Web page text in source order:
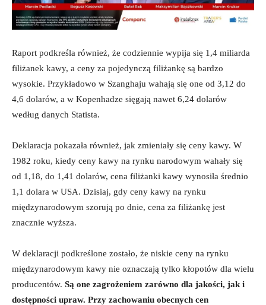
Raport podkreśla również, że codziennie wypija się 1,4 miliarda
filiżanek kawy, a ceny za pojedynczą filiżankę są bardzo
wysokie. Przykładowo w Szanghaju wahają się one od 3,12 do
4,6 dolarów, a w Kopenhadze sięgają nawet 6,24 dolarów
według danych Statista.
Deklaracja pokazała również, jak zmieniały się ceny kawy. W
1982 roku, kiedy ceny kawy na rynku narodowym wahały się
od 1,18, do 1,41 dolarów, cena filiżanki kawy wynosiła średnio
1,1 dolara w USA. Dzisiaj, gdy ceny kawy na rynku
międzynarodowym szorują po dnie, cena za filiżankę jest
znacznie wyższa.
W deklaracji podkreślone zostało, że niskie ceny na rynku
międzynarodowym kawy nie oznaczają tylko kłopotów dla wielu
producentów. Są one zagrożeniem zarówno dla jakości, jak i
dostępności upraw. Przy zachowaniu obecnych cen